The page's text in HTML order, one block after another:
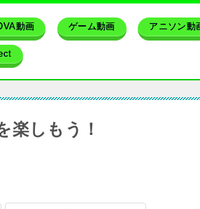
動画 ゲーム動画 アニソン
楽しもう！